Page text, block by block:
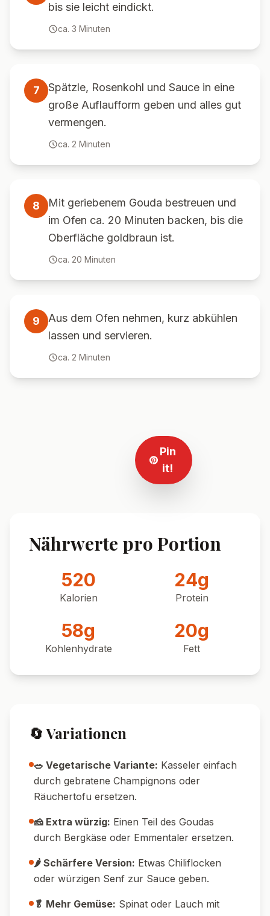
bis sie leicht eindickt.
ca. 3 Minuten
7
Spätzle, Rosenkohl und Sauce in eine
große Auflaufform geben und alles gut
vermengen.
ca. 2 Minuten
8
Mit geriebenem Gouda bestreuen und
im Ofen ca. 20 Minuten backen, bis die
Oberfläche goldbraun ist.
ca. 20 Minuten
9
Aus dem Ofen nehmen, kurz abkühlen
lassen und servieren.
ca. 2 Minuten
Pin it!